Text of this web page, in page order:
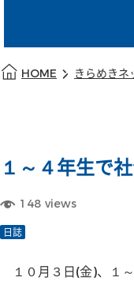
HOME きらめきネ
１～４年生で
148 views
日誌
１０月３日(金)、１